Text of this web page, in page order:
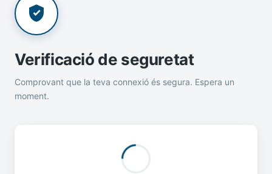
Verificació de seguretat
Comprovant que la teva connexió és segura. Espera un
moment.